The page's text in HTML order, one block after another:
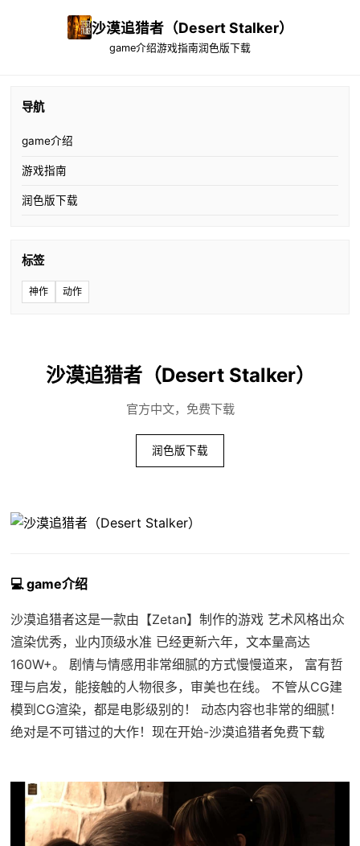
沙漠追猎者（Desert Stalker）
game介绍游戏指南润色版下载
导航
game介绍
游戏指南
润色版下载
标签
神作 动作
沙漠追猎者（Desert Stalker）
官方中文，免费下载
润色版下载
💻 game介绍
沙漠追猎者这是一款由【Zetan】制作的游戏 艺术风格出众
渲染优秀，业内顶级水准 已经更新六年，文本量高达
160W+。 剧情与情感用非常细腻的方式慢慢道来， 富有哲
理与启发，能接触的人物很多，审美也在线。 不管从CG建
模到CG渲染，都是电影级别的！ 动态内容也非常的细腻！
绝对是不可错过的大作！现在开始-沙漠追猎者免费下载